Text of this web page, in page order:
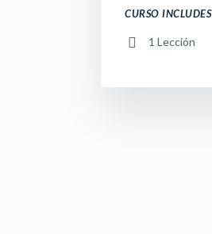
CURSO INCLUDES
1 Lección